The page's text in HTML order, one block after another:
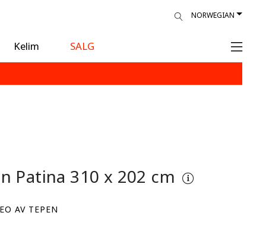
NORWEGIAN
Kelim
SALG
Patina 310 x 202 cm
AV TEPEN